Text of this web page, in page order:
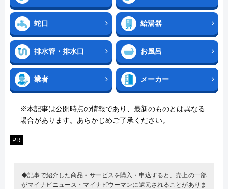
蛇口 給湯器
排水管・排水口 お風呂
業者 メーカー
※本記事は公開時点の情報であり、最新のものとは異なる
場合があります。あらかじめご了承ください。
PR
◆記事で紹介した商品・サービスを購入・申込すると、売上の一部
がマイナビニュース・マイナビウーマンに還元されることがありま